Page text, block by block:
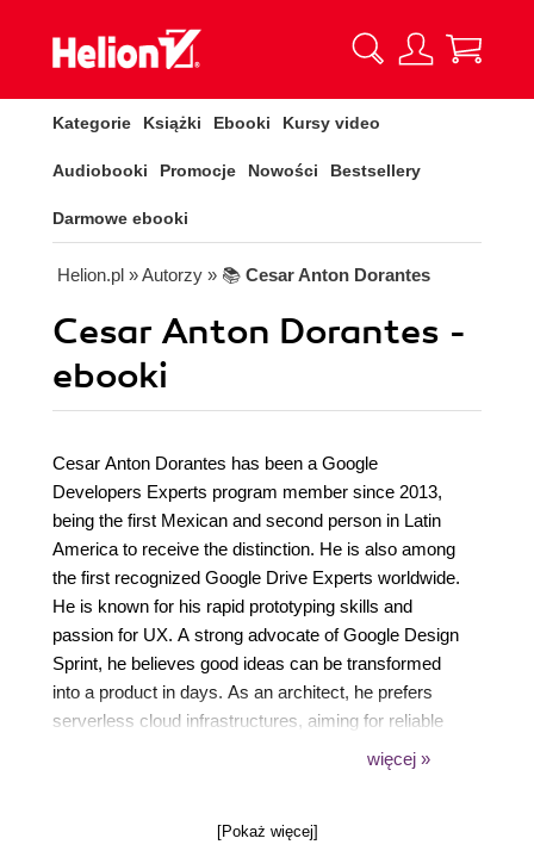
Kategorie Książki Ebooki Kursy video
Audiobooki Promocje Nowości Bestsellery
Darmowe ebooki
Helion.pl » Autorzy » 📚 Cesar Anton Dorantes
Cesar Anton Dorantes -
ebooki
Cesar Anton Dorantes has been a Google
Developers Experts program member since 2013,
being the first Mexican and second person in Latin
America to receive the distinction. He is also among
the first recognized Google Drive Experts worldwide.
He is known for his rapid prototyping skills and
passion for UX. A strong advocate of Google Design
Sprint, he believes good ideas can be transformed
into a product in days. As an architect, he prefers
serverless cloud infrastructures, aiming for reliable
solutions that can scale to millions of users. His
of the USs largest media companies, and one of the
więcej »
[Pokaż więcej]